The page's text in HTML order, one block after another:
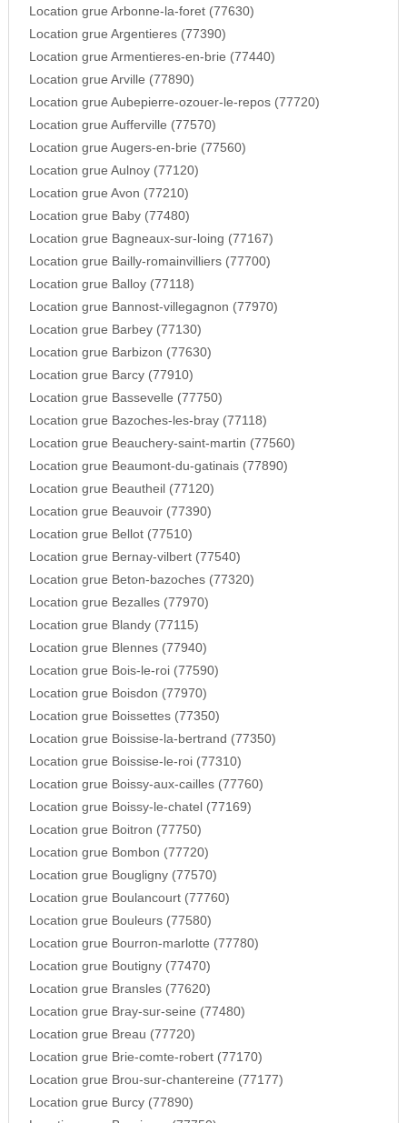
Location grue Arbonne-la-foret (77630)
Location grue Argentieres (77390)
Location grue Armentieres-en-brie (77440)
Location grue Arville (77890)
Location grue Aubepierre-ozouer-le-repos (77720)
Location grue Aufferville (77570)
Location grue Augers-en-brie (77560)
Location grue Aulnoy (77120)
Location grue Avon (77210)
Location grue Baby (77480)
Location grue Bagneaux-sur-loing (77167)
Location grue Bailly-romainvilliers (77700)
Location grue Balloy (77118)
Location grue Bannost-villegagnon (77970)
Location grue Barbey (77130)
Location grue Barbizon (77630)
Location grue Barcy (77910)
Location grue Bassevelle (77750)
Location grue Bazoches-les-bray (77118)
Location grue Beauchery-saint-martin (77560)
Location grue Beaumont-du-gatinais (77890)
Location grue Beautheil (77120)
Location grue Beauvoir (77390)
Location grue Bellot (77510)
Location grue Bernay-vilbert (77540)
Location grue Beton-bazoches (77320)
Location grue Bezalles (77970)
Location grue Blandy (77115)
Location grue Blennes (77940)
Location grue Bois-le-roi (77590)
Location grue Boisdon (77970)
Location grue Boissettes (77350)
Location grue Boissise-la-bertrand (77350)
Location grue Boissise-le-roi (77310)
Location grue Boissy-aux-cailles (77760)
Location grue Boissy-le-chatel (77169)
Location grue Boitron (77750)
Location grue Bombon (77720)
Location grue Bougligny (77570)
Location grue Boulancourt (77760)
Location grue Bouleurs (77580)
Location grue Bourron-marlotte (77780)
Location grue Boutigny (77470)
Location grue Bransles (77620)
Location grue Bray-sur-seine (77480)
Location grue Breau (77720)
Location grue Brie-comte-robert (77170)
Location grue Brou-sur-chantereine (77177)
Location grue Burcy (77890)